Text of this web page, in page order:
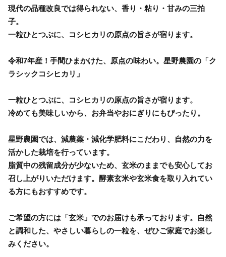
現代の品種改良では得られない、香り・粘り・甘みの三拍
子。
一粒ひとつぶに、コシヒカリの原点の旨さが宿ります。
令和7年産！手間ひまかけた、原点の味わい。星野農園の「ク
ラシックコシヒカリ」
一粒ひとつぶに、コシヒカリの原点の旨さが宿ります。
冷めても美味しいから、お弁当やおにぎりにもぴったり。
星野農園では、減農薬・減化学肥料にこだわり、自然の力を
活かした栽培を行っています。
脂質中の残留成分が少ないため、玄米のままでも安心してお
召し上がりいただけます。酵素玄米や玄米食を取り入れてい
る方にもおすすめです。
ご希望の方には「玄米」でのお届けも承っております。自然
と調和した、やさしい暮らしの一粒を、ぜひご家庭でお楽し
みください。